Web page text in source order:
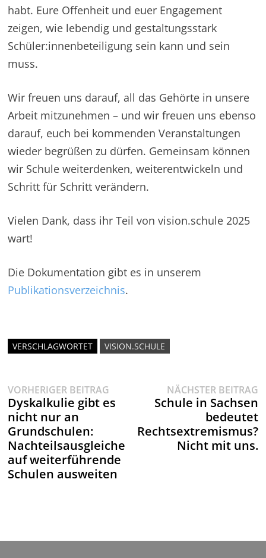
habt. Eure Offenheit und euer Engagement
zeigen, wie lebendig und gestaltungsstark
Schüler:innenbeteiligung sein kann und sein
muss.
Wir freuen uns darauf, all das Gehörte in unsere
Arbeit mitzunehmen – und wir freuen uns ebenso
darauf, euch bei kommenden Veranstaltungen
wieder begrüßen zu dürfen. Gemeinsam können
wir Schule weiterdenken, weiterentwickeln und
Schritt für Schritt verändern.
Vielen Dank, dass ihr Teil von vision.schule 2025
wart!
Die Dokumentation gibt es in unserem
Publikationsverzeichnis.
VERSCHLAGWORTET VISION.SCHULE
Beitragsnavigation
VORHERIGER BEITRAG
Beitrag:
Dyskalkulie gibt es
nicht nur an
Grundschulen:
Nachteilsausgleiche
auf weiterführende
Schulen ausweiten
NÄCHSTER BEITRAG
Schule in Sachsen
bedeutet
Rechtsextremismus?
Nicht mit uns.